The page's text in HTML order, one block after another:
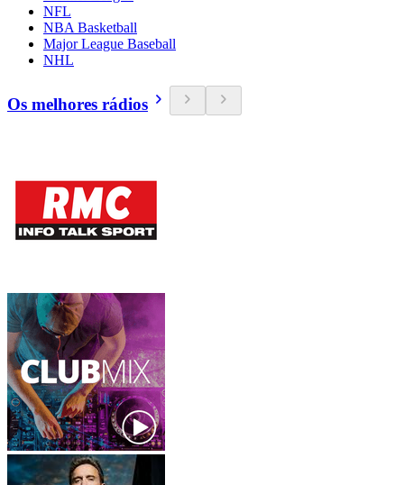
NFL
NBA Basketball
Major League Baseball
NHL
Os melhores rádios